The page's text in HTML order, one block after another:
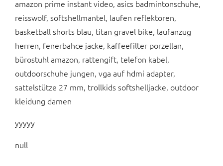
amazon prime instant video, asics badmintonschuhe,
reisswolf, softshellmantel, laufen reflektoren,
basketball shorts blau, titan gravel bike, laufanzug
herren, fenerbahce jacke, kaffeefilter porzellan,
bürostuhl amazon, rattengift, telefon kabel,
outdoorschuhe jungen, vga auf hdmi adapter,
sattelstütze 27 mm, trollkids softshelljacke, outdoor
kleidung damen
yyyyy
null